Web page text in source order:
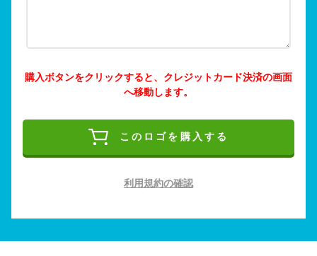
購入ボタンをクリックすると、クレジットカード決済の画面
へ移動します。
このロゴを購入する
利用規約の確認